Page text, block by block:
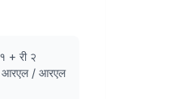
+ री २
आरएल / आरएल